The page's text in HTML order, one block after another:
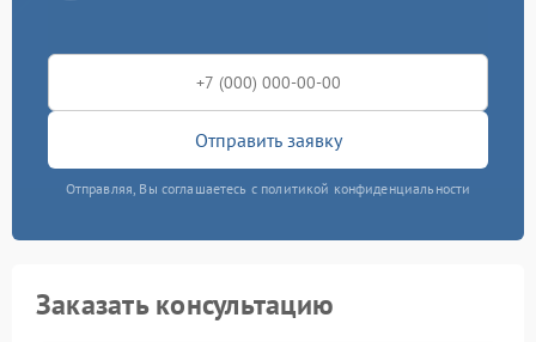
Отправить заявку
Отправляя, Вы соглашаетесь с политикой конфиденциальности
Заказать консультацию